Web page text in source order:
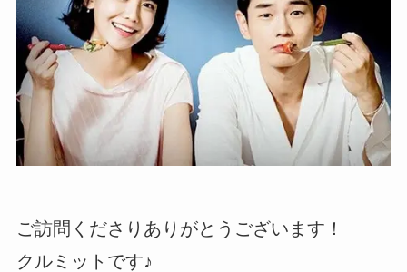
ご訪問くださりありがとうございます！
クルミットです♪